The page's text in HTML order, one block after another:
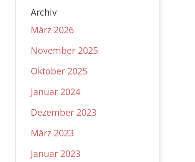
Archiv
März 2026
November 2025
Oktober 2025
Januar 2024
Dezember 2023
März 2023
Januar 2023